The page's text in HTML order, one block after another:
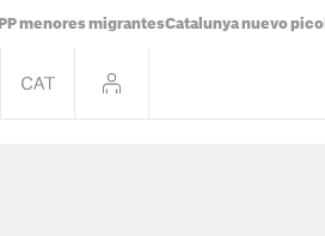
PP menores migrantesCatalunya nuevo pico